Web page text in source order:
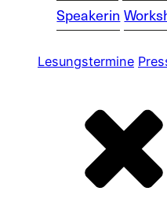
Speakerin
Lesungstermine